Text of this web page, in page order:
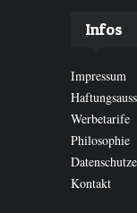
Infos
Impressum
Werbetarife
Philosophie
Kontakt